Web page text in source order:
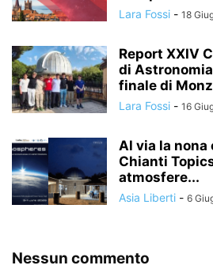
Lara Fossi - 18
Report XXIV
di
finale di
Lara Fossi - 16
Al via la nona
Chianti
atmosfere...
Asia Liberti - 6
Nessun commento